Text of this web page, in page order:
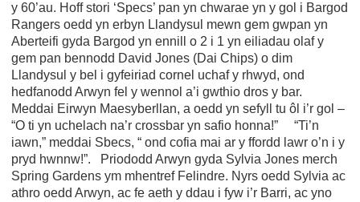
y 60’au. Hoff stori ‘Specs’ pan yn chwarae yn y gol i Bargod
Rangers oedd yn erbyn Llandysul mewn gem gwpan yn
Aberteifi gyda Bargod yn ennill o 2 i 1 yn eiliadau olaf y
gem pan bennodd David Jones (Dai Chips) o dim
Llandysul y bel i gyfeiriad cornel uchaf y rhwyd, ond
hedfanodd Arwyn fel y wennol a’i gwthio dros y bar.
Meddai Eirwyn Maesyberllan, a oedd yn sefyll tu ôl i’r gol –
“O ti yn uchelach na’r crossbar yn safio honna!” “Ti’n
iawn,” meddai Sbecs, “ ond cofia mai ar y ffordd lawr o’n i y
pryd hwnnw!”. Priododd Arwyn gyda Sylvia Jones merch
Spring Gardens ym mhentref Felindre. Nyrs oedd Sylvia ac
athro oedd Arwyn, ac fe aeth y ddau i fyw i’r Barri, ac yno